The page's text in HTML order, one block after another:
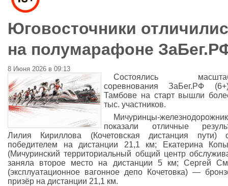
Юговосточники
на полумарафоне
8 Июня 2026 в 09:13
Состоялись
соревнования ЗаБег.РФ
Тамбове на старт вышли
тыс. участников.
Мичуринцы-
показали отличные
Лилия Кириллова (Кочетовская дистанция пути)
победителем на дистанции 21,1 км; Екатерина
(Мичуринский территориальный общий центр
заняла второе место на дистанции 5 км; Сергей
(эксплуатационное вагонное депо Кочетовка) —
призёр на дистанции 21,1 км.